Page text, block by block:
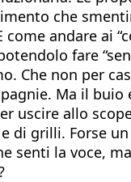
che
andare ai
fare
Che non per
Ma il
uscire allo
di grilli. Forse
senti la voce,